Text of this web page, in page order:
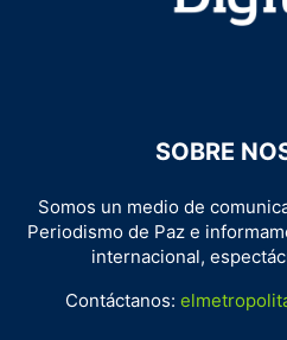
SOBRE
Somos un medio de
Periodismo de Paz e
internacional,
Contáctanos: